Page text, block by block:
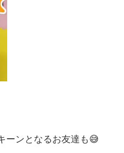
ーンとなるお友達も😅